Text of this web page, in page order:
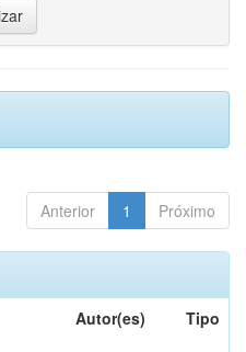
Anterior 1 Próximo
Autor(es) Tipo